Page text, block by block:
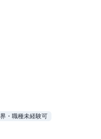
の勤務エリアか...
・職種未経験可